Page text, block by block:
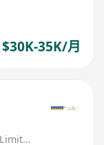
$30K-35K/月
Levin Human Resources Development Limited